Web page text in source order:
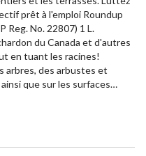
prêt à l'emploi Roundup
Reg. No. 22807) 1 L.
du Canada et d'autres
en tuant les racines!
arbres, des arbustes et
que sur les surfaces
permet pendant 5